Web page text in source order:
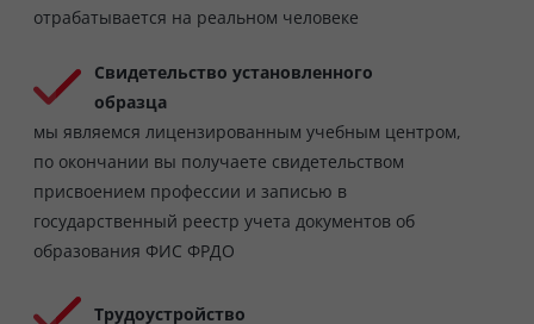
отрабатывается на реальном человеке
Свидетельство установленного
образца
мы являемся лицензированным учебным центром,
по окончании вы получаете свидетельством
присвоением профессии и записью в
государственный реестр учета документов об
образования ФИС ФРДО
Трудоустройство